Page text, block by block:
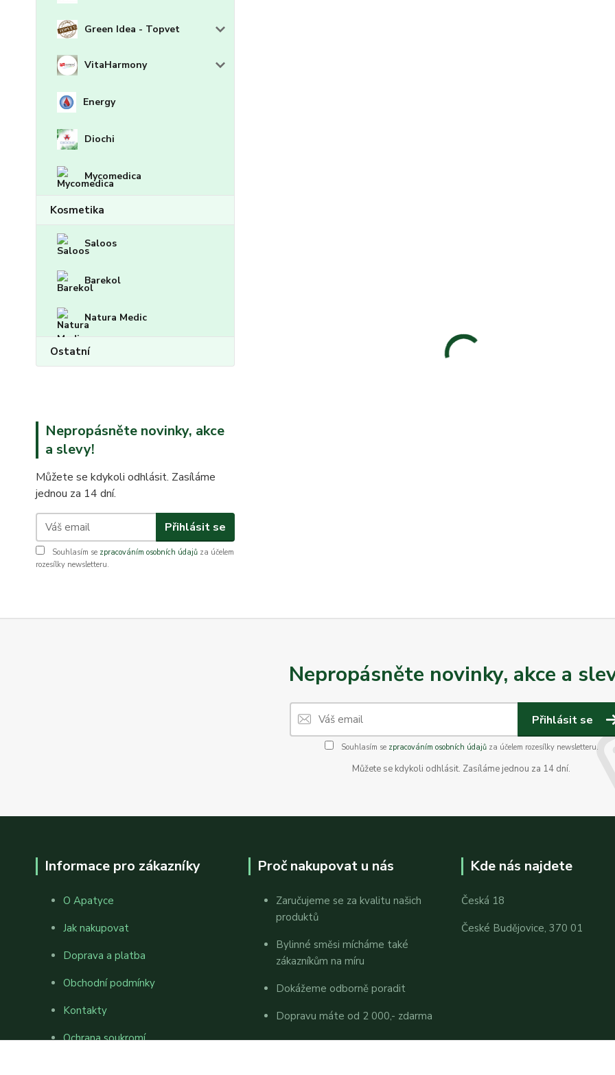
Green Idea - Topvet
VitaHarmony
Energy
Diochi
Mycomedica
Kosmetika
Saloos
Barekol
Natura Medic
Ostatní
Nepropásněte novinky, akce
a slevy!
Můžete se kdykoli odhlásit. Zasíláme
jednou za 14 dní.
Přihlásit se
Souhlasím se zpracováním osobních údajů za účelem
rozesílky newsletteru.
Nepropásněte novinky, akce a
Přihlásit se
Souhlasím se zpracováním osobních údajůza účelem rozesílky newsletteru.
Můžete se kdykoli odhlásit. Zasíláme jednou za 14 dní.
Informace pro zákazníky
O Apatyce
Jak nakupovat
Doprava a platba
Obchodní podmínky
Kontakty
Ochrana soukromí
Proč nakupovat u nás
Zaručujeme se za kvalitu našich
produktů
Bylinné směsi mícháme také
zákazníkům na míru
Dokážeme odborně poradit
Dopravu máte od 2 000,- zdarma
Kde nás najdete
Česká 18
České Budějovice, 370 01